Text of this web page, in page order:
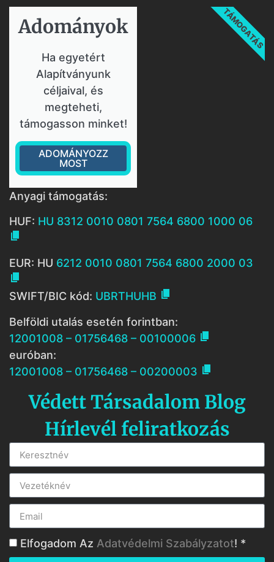
Adományok​
Ha egyetért
Alapítványunk
céljaival, és
megteheti,
támogasson minket!
ADOMÁNYOZZ
MOST
TÁMOGATÁS
Anyagi támogatás:
HUF: HU 8312 0010 0801 7564 6800 1000 06

EUR: HU 6212 0010 0801 7564 6800 2000 03

SWIFT/BIC kód: UBRTHUHB 
Belföldi utalás esetén forintban:
12001008 – 01756468 – 00100006 
euróban:
12001008 – 01756468 – 00200003 
Védett Társadalom Blog
Hírlevél feliratkozás
Elfogadom Az Adatvédelmi Szabályzatot! *